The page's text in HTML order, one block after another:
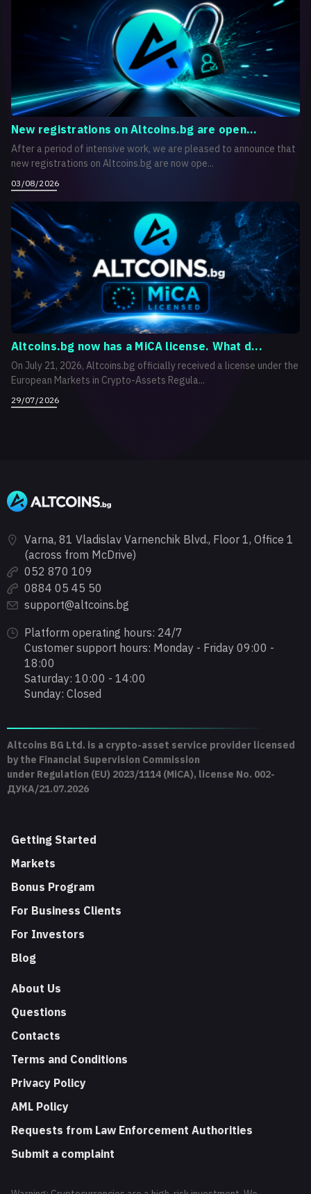
New registrations on Altcoins.bg are open...
After a period of intensive work, we are pleased to announce that
new registrations on Altcoins.bg are now ope...
03/08/2026
Altcoins.bg now has a MiCA license. What d...
On July 21, 2026, Altcoins.bg officially received a license under the
European Markets in Crypto-Assets Regula...
29/07/2026
Varna, 81 Vladislav Varnenchik Blvd., Floor 1, Office 1
(across from McDrive)
052 870 109
0884 05 45 50
support@altcoins.bg
Platform operating hours: 24/7
Customer support hours: Monday - Friday 09:00 -
18:00
Saturday: 10:00 - 14:00
Sunday: Closed
Altcoins BG Ltd. is a crypto-asset service provider licensed
by the Financial Supervision Commission
under Regulation (EU) 2023/1114 (MiCA), license No. 002-
ДУКА/21.07.2026
Getting Started
Markets
Bonus Program
For Business Clients
For Investors
Blog
About Us
Questions
Contacts
Terms and Conditions
Privacy Policy
AML Policy
Requests from Law Enforcement Authorities
Submit a complaint